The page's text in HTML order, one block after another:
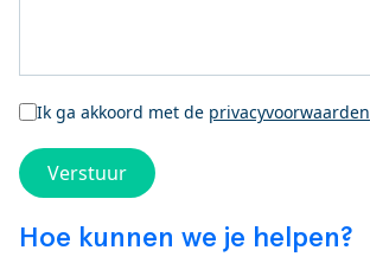
Hoe kunnen we je helpen?
Ik ga akkoord met de privacyvoorwaarden
Verstuur